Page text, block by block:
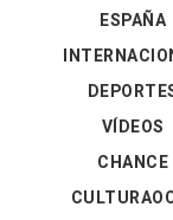
ESPAÑA
VÍDEOS
CHANCE